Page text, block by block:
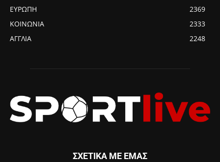
ΕΥΡΩΠΗ
2369
ΚΟΙΝΩΝΙΑ
2333
ΑΓΓΛΙΑ
2248
ΣΧΕΤΙΚΑ ΜΕ ΕΜΑΣ